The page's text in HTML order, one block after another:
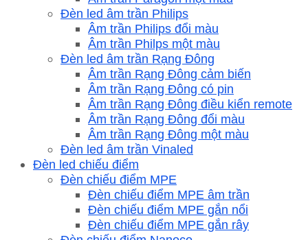
Đèn led âm trần Philips
Âm trần Philips đổi màu
Âm trần Philps một màu
Đèn led âm trần Rạng Đông
Âm trần Rạng Đông cảm biến
Âm trần Rạng Đông có pin
Âm trần Rạng Đông điều kiển remote
Âm trần Rạng Đông đổi màu
Âm trần Rạng Đông một màu
Đèn led âm trần Vinaled
Đèn led chiếu điểm
Đèn chiếu điểm MPE
Đèn chiếu điểm MPE âm trần
Đèn chiếu điểm MPE gắn nổi
Đèn chiếu điểm MPE gắn rây